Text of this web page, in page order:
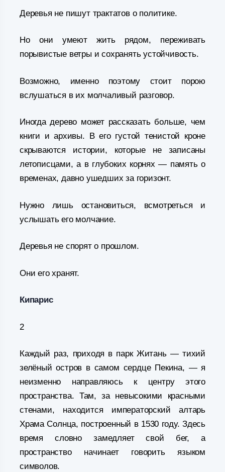
Деревья не пишут трактатов о политике.
Но они умеют жить рядом, переживать
порывистые ветры и сохранять устойчивость.
Возможно, именно поэтому стоит порою
вслушаться в их молчаливый разговор.
Иногда дерево может рассказать больше, чем
книги и архивы. В его густой тенистой кроне
скрываются истории, которые не записаны
летописцами, а в глубоких корнях — память о
временах, давно ушедших за горизонт.
Нужно лишь остановиться, всмотреться и
услышать его молчание.
Деревья не спорят о прошлом.
Они его хранят.
Кипарис
2
Каждый раз, приходя в парк Житань — тихий
зелёный остров в самом сердце Пекина, — я
неизменно направляюсь к центру этого
пространства. Там, за невысокими красными
стенами, находится императорский алтарь
Храма Солнца, построенный в 1530 году. Здесь
время словно замедляет свой бег, а
пространство начинает говорить языком
символов.